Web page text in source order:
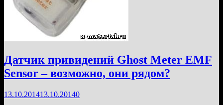
Датчик привидений Ghost Meter EMF
Sensor – возможно, они рядом?
13.10.201413.10.20140